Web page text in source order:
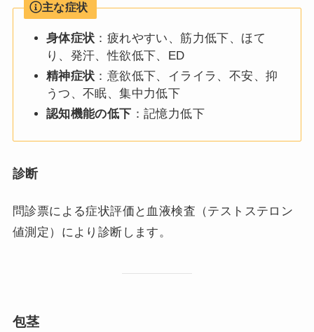
主な症状
身体症状 ：疲れやすい、筋力低下、ほて
り、発汗、性欲低下、ED
精神症状 ：意欲低下、イライラ、不安、抑
うつ、不眠、集中力低下
認知機能の低下 ：記憶力低下
診断
問診票による症状評価と血液検査（テストステロン
値測定）により診断します。
包茎